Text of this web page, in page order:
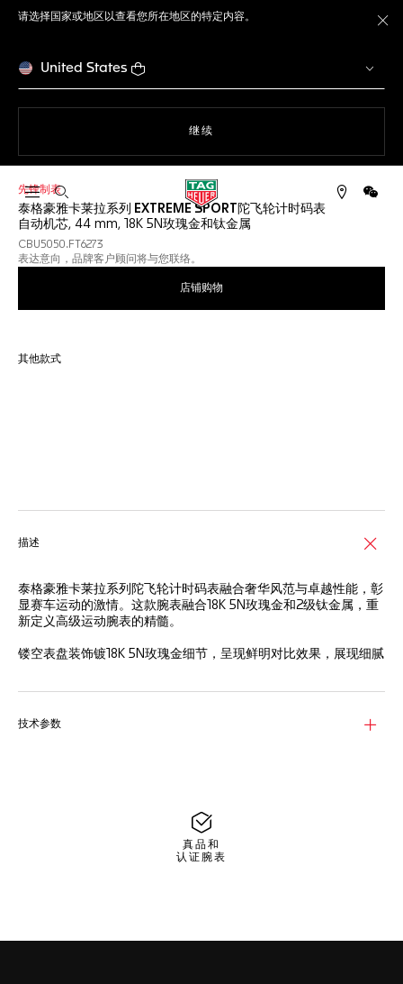
请选择国家或地区以查看您所在地区的特定内容。
United States
继续
打开搜索 微信
先锋制表
泰格豪雅卡莱拉系列 EXTREME SPORT陀飞轮计时码表
自动机芯, 44 mm, 18K 5N玫瑰金和钛金属
CBU5050.FT6273
表达意向，品牌客户顾问将与您联络。
店铺购物
其他款式
描述
泰格豪雅卡莱拉系列陀飞轮计时码表融合奢华风范与卓越性能，彰
显赛车运动的激情。这款腕表融合18K 5N玫瑰金和2级钛金属，重
新定义高级运动腕表的精髓。
镂空表盘装饰镀18K 5N玫瑰金细节，呈现鲜明对比效果，展现细腻
18K 5N玫瑰金表圈更添优雅风范。
技术参数
真品和
认证腕表